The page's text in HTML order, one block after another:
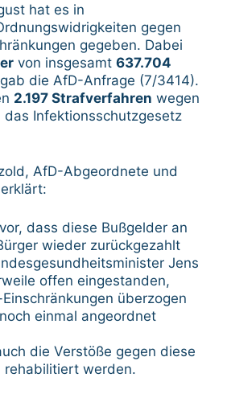
hat es in
gegen
gegeben. Dabei
von insgesamt 637.704
die AfD-Anfrage (7/3414).
2.197 Strafverfahren wegen
das Infektionsschutzgesetz
AfD-Abgeordnete und
dass diese Bußgelder an
wieder zurückgezahlt
Jens
offen eingestanden,
überzogen
einmal angeordnet
die Verstöße gegen diese
rehabilitiert werden.